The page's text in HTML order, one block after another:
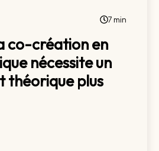
7 min
co-création en
nécessite un
théorique plus